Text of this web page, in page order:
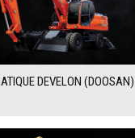
DEVELON (DOOSAN)